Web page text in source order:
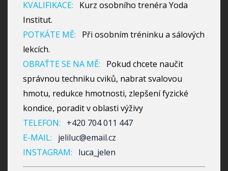
KVALIFIKACE:
Kurz osobního trenéra Yoda
Institut.
POTKÁTE MĚ:
Při osobním tréninku a sálových
lekcích.
OBRAŤTE SE NA MĚ:
Pokud chcete naučit
správnou techniku cviků, nabrat svalovou
hmotu, redukce hmotnosti, zlepšení fyzické
kondice, poradit v oblasti výživy
TELEFON:
+420 704 011 447
E-MAIL:
jeliluc@email.cz
INSTAGRAM:
luca_jelen